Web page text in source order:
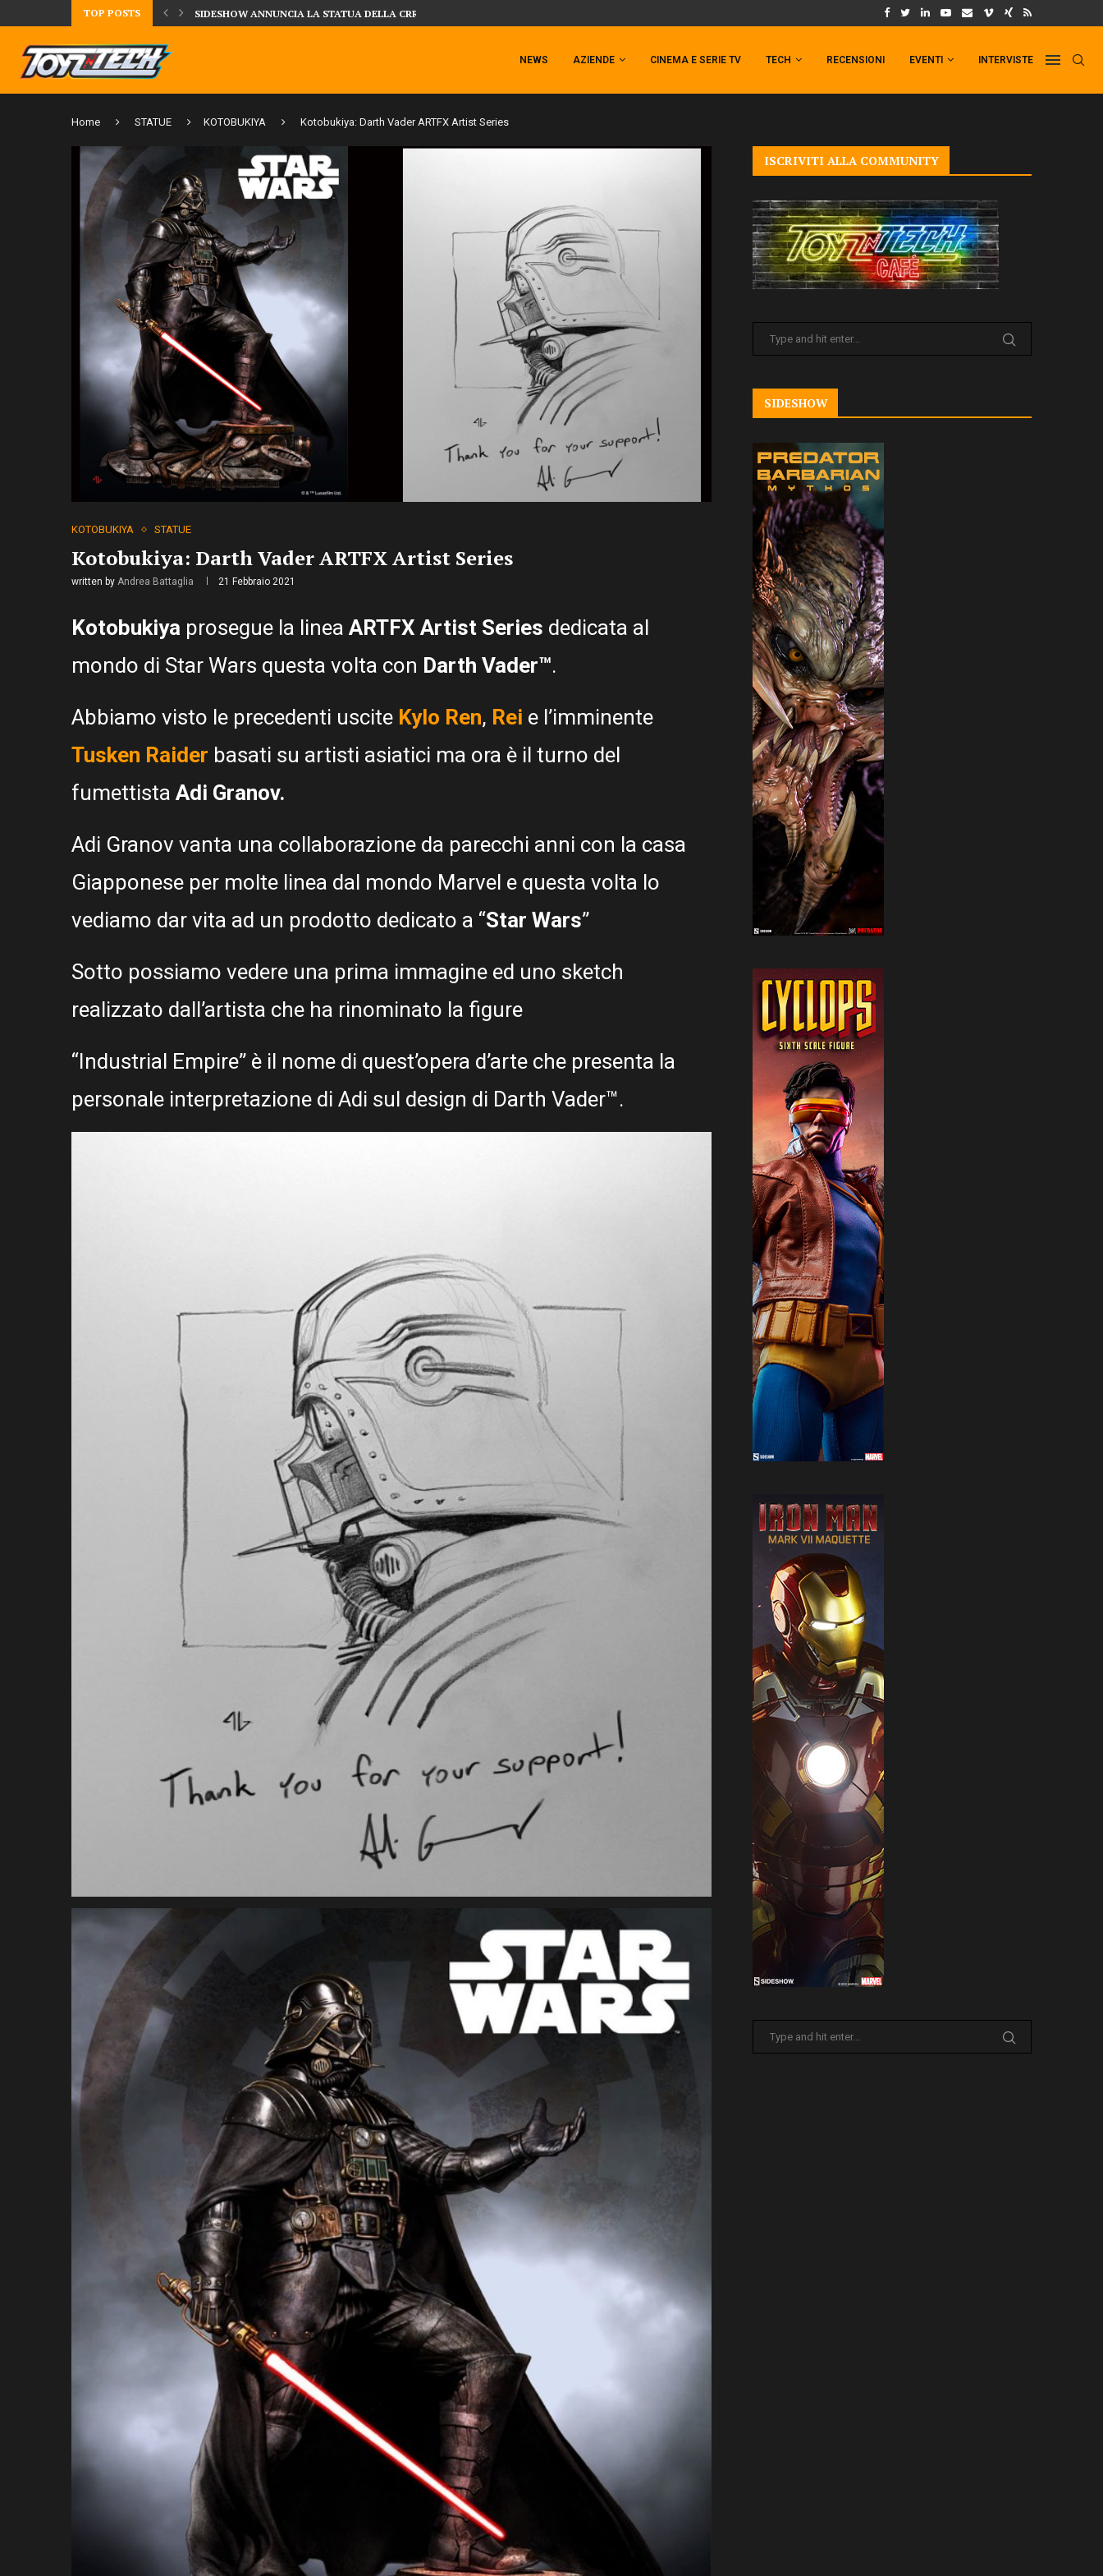
TOP POSTS
DELLA CRRATURA DELLA LAGUNA...DAL MONDO DEGLI X-MEN ARRIVA TEMPESTA TARGATA SIDESHOW! IL TRAILER DI FIST OF THE NORTH STAR!
NEWS AZIENDE CINEMA E SERIE TV TECH RECENSIONI EVENTI INTERVISTE
Home STATUE KOTOBUKIYA Kotobukiya: Darth Vader ARTFX Artist Series
KOTOBUKIYA STATUE
Kotobukiya: Darth Vader ARTFX Artist Series
written by Andrea Battaglia 21 Febbraio 2021
Kotobukiya prosegue la linea ARTFX Artist Series dedicata al
mondo di Star Wars questa volta con Darth Vader™.
Abbiamo visto le precedenti uscite Kylo Ren, Rei e l’imminente
Tusken Raider basati su artisti asiatici ma ora è il turno del
fumettista Adi Granov.
Adi Granov vanta una collaborazione da parecchi anni con la casa
Giapponese per molte linea dal mondo Marvel e questa volta lo
vediamo dar vita ad un prodotto dedicato a “Star Wars”
Sotto possiamo vedere una prima immagine ed uno sketch
realizzato dall’artista che ha rinominato la figure
“Industrial Empire” è il nome di quest’opera d’arte che presenta la
personale interpretazione di Adi sul design di Darth Vader™.
ISCRIVITI ALLA COMMUNITY
SIDESHOW